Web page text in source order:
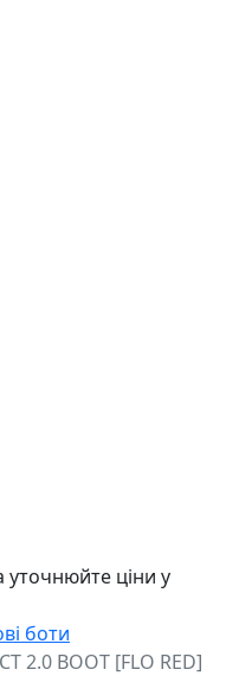
уточнюйте ціни у
боти
2.0 BOOT [FLO RED]